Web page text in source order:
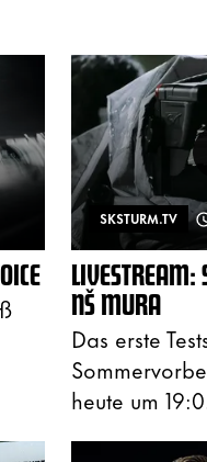
LIVESTREAM:
NŠ MURA
Das erste
heute um
SKSTURM.TV